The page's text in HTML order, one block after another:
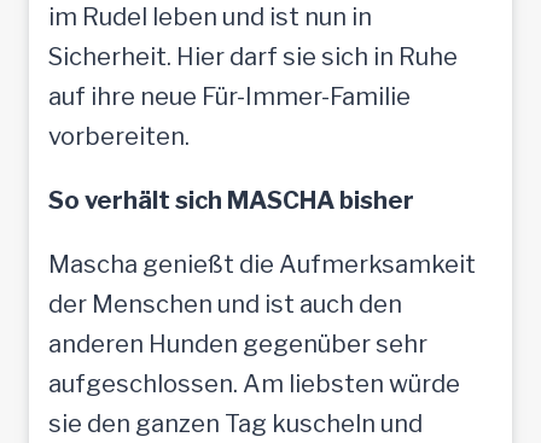
im Rudel leben und ist nun in
Sicherheit. Hier darf sie sich in Ruhe
auf ihre neue Für-Immer-Familie
vorbereiten.
So verhält sich MASCHA bisher
Mascha genießt die Aufmerksamkeit
der Menschen und ist auch den
anderen Hunden gegenüber sehr
aufgeschlossen. Am liebsten würde
sie den ganzen Tag kuscheln und